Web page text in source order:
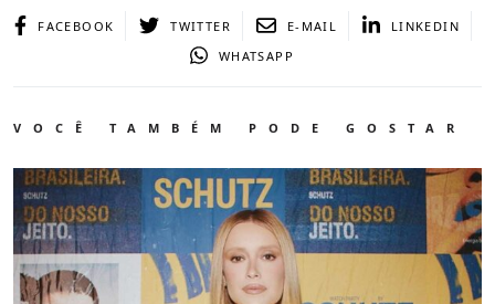
FACEBOOK TWITTER E-MAIL
LINKEDIN
WHATSAPP
VOCÊ TAMBÉM PODE GOSTAR